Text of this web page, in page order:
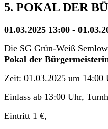
5. POKAL DER
01.03.2025 13:00 -
Die SG Grün-Weiß
Pokal der
Zeit: 01.03.2025 um 14:00
Einlass ab 13:00 Uhr,
Eintritt 1 €,